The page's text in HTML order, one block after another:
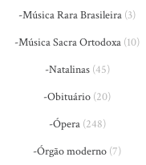
-Música Rara Brasileira (3)
-Música Sacra Ortodoxa (10)
-Natalinas(45)
-Obituário (20)
-Ópera(248)
-Órgão moderno (7)